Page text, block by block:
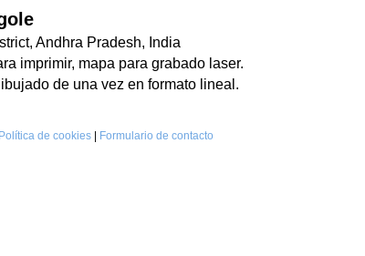
Andhra Pradesh, India
imprimir, mapa para grabado laser.
de una vez en formato lineal.
Política de cookies Formulario de contacto